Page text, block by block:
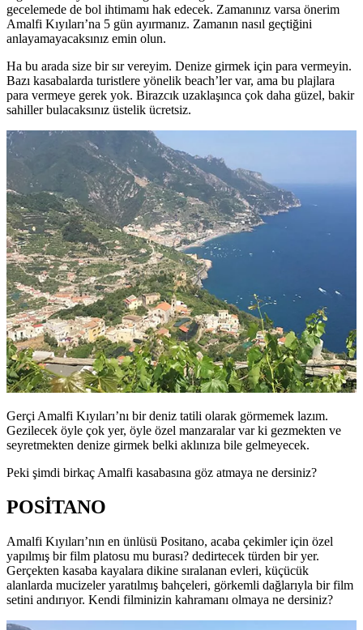
gecelemede de bol ihtimamı hak edecek. Zamanınız varsa önerim
Amalfi Kıyıları’na 5 gün ayırmanız. Zamanın nasıl geçtiğini
anlayamayacaksınız emin olun.
Ha bu arada size bir sır vereyim. Denize girmek için para vermeyin.
Bazı kasabalarda turistlere yönelik beach’ler var, ama bu plajlara
para vermeye gerek yok. Birazcık uzaklaşınca çok daha güzel, bakir
sahiller bulacaksınız üstelik ücretsiz.
Gerçi Amalfi Kıyıları’nı bir deniz tatili olarak görmemek lazım.
Gezilecek öyle çok yer, öyle özel manzaralar var ki gezmekten ve
seyretmekten denize girmek belki aklınıza bile gelmeyecek.
Peki şimdi birkaç Amalfi kasabasına göz atmaya ne dersiniz?
POSİTANO
Amalfi Kıyıları’nın en ünlüsü Positano, acaba çekimler için özel
yapılmış bir film platosu mu burası? dedirtecek türden bir yer.
Gerçekten kasaba kayalara dikine sıralanan evleri, küçücük
alanlarda mucizeler yaratılmış bahçeleri, görkemli dağlarıyla bir film
setini andırıyor. Kendi filminizin kahramanı olmaya ne dersiniz?